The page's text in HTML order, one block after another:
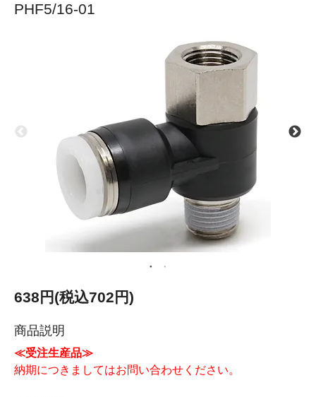
PHF5/16-01
638円(税込702円)
商品説明
≪受注生産品≫
納期につきましてはお問い合わせください。